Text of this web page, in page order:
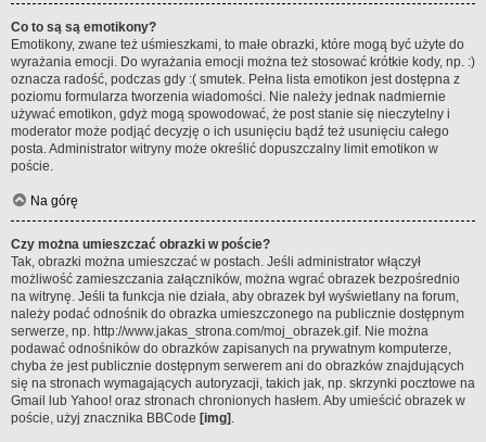
Co to są są emotikony?
Emotikony, zwane też uśmieszkami, to małe obrazki, które mogą być użyte do
wyrażania emocji. Do wyrażania emocji można też stosować krótkie kody, np. :)
oznacza radość, podczas gdy :( smutek. Pełna lista emotikon jest dostępna z
poziomu formularza tworzenia wiadomości. Nie należy jednak nadmiernie
używać emotikon, gdyż mogą spowodować, że post stanie się nieczytelny i
moderator może podjąć decyzję o ich usunięciu bądź też usunięciu całego
posta. Administrator witryny może określić dopuszczalny limit emotikon w
poście.
Na górę
Czy można umieszczać obrazki w poście?
Tak, obrazki można umieszczać w postach. Jeśli administrator włączył
możliwość zamieszczania załączników, można wgrać obrazek bezpośrednio
na witrynę. Jeśli ta funkcja nie działa, aby obrazek był wyświetlany na forum,
należy podać odnośnik do obrazka umieszczonego na publicznie dostępnym
serwerze, np. http://www.jakas_strona.com/moj_obrazek.gif. Nie można
podawać odnośników do obrazków zapisanych na prywatnym komputerze,
chyba że jest publicznie dostępnym serwerem ani do obrazków znajdujących
się na stronach wymagających autoryzacji, takich jak, np. skrzynki pocztowe na
Gmail lub Yahoo! oraz stronach chronionych hasłem. Aby umieścić obrazek w
poście, użyj znacznika BBCode [img] .